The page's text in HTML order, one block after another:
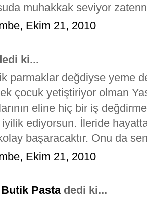
muhakkak seviyor
Ekim 21, 2010
ki...
parmaklar değdiyse yeme
çocuk yetiştiriyor olman
eline hiç bir iş
ediyorsun. İleride
başaracaktır. Onu da
Ekim 21, 2010
Pastadedi ki...